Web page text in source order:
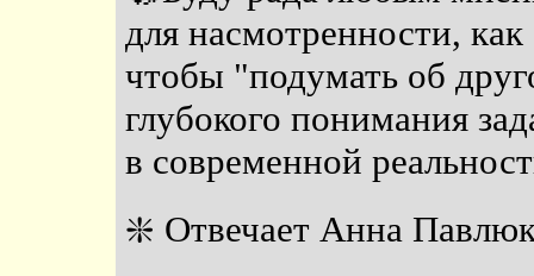
для насмотренности,
чтобы "подумать об
глубокого понимания
в современной
❇️ Отвечает Анна